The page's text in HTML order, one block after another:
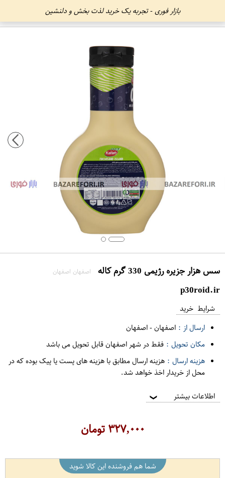
بازار فوری - تجربه یک خرید لذت بخش و دلنشین
سس هزار جزیره رژیمی 330 گرم کاله اصفهان اصفهان
p30roid.ir
شرایط خرید
ارسال از : اصفهان-اصفهان
مکان تحویل : فقط در شهر اصفهان قابل تحویل می باشد
هزینه ارسال : هزینه ارسال مطابق با هزینه های پست یا پیک بوده که در
محل از خریدار اخذ خواهد شد.
اطلاعات بیشتر ❯
۳۲۷,۰۰۰تومان
شما هم فروشنده این کالا شوید